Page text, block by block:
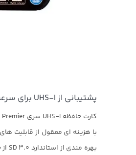
پشتیبانی از UHS-I برای سرعت بیشتر